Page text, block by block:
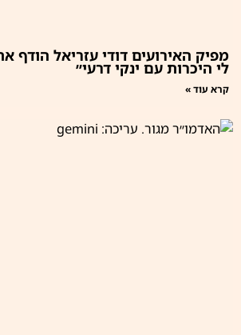
מפיק האירועים דודי עזריאל הודף
לי היכרות עם ינקי דרעי״
קרא עוד »